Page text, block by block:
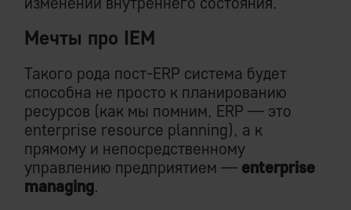
Мечты про IEM
Такого рода пост-ERP система будет
способна не просто к планированию
ресурсов (как мы помним, ERP — это
enterprise resource planning), а к
прямому и непосредственному
управлению предприятием — enterprise
managing.